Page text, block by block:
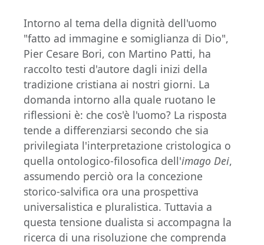
Intorno al tema della dignità dell'uomo
"fatto ad immagine e somiglianza di Dio",
Pier Cesare Bori, con Martino Patti, ha
raccolto testi d'autore dagli inizi della
tradizione cristiana ai nostri giorni. La
domanda intorno alla quale ruotano le
riflessioni è: che cos'è l'uomo? La risposta
tende a differenziarsi secondo che sia
privilegiata l'interpretazione cristologica o
quella ontologico-filosofica dell'imago Dei,
assumendo perciò ora la concezione
storico-salvifica ora una prospettiva
universalistica e pluralistica. Tuttavia a
questa tensione dualista si accompagna la
ricerca di una risoluzione che comprenda